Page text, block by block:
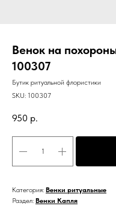
Венок на
100307
Бутик ритуальной флористики
SKU: 100307
950 р.
Категория: Венки ритуальные
Раздел: Венки Капля